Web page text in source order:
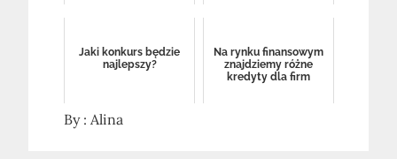
Jaki konkurs będzie
najlepszy?
Na rynku finansowym
znajdziemy różne
kredyty dla firm
By : Alina